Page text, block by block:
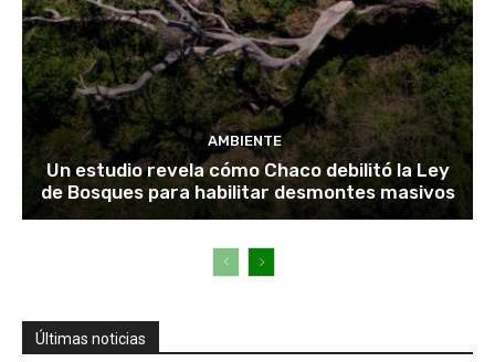
AMBIENTE
Un estudio revela cómo Chaco debilitó la Ley
de Bosques para habilitar desmontes masivos
Últimas noticias